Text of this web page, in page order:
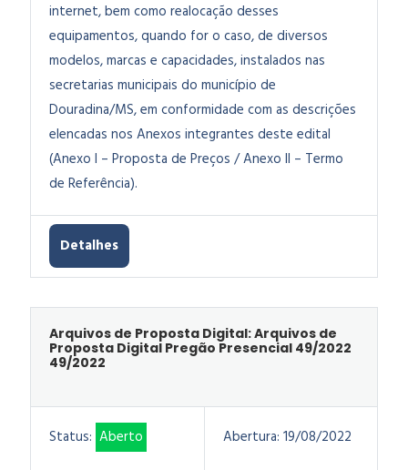
internet, bem como realocação desses
equipamentos, quando for o caso, de diversos
modelos, marcas e capacidades, instalados nas
secretarias municipais do município de
Douradina/MS, em conformidade com as descrições
elencadas nos Anexos integrantes deste edital
(Anexo I – Proposta de Preços / Anexo II – Termo
de Referência).
Detalhes
Arquivos de Proposta Digital: Arquivos de
Proposta Digital Pregão Presencial 49/2022
49/2022
Status: Aberto Abertura: 19/08/2022